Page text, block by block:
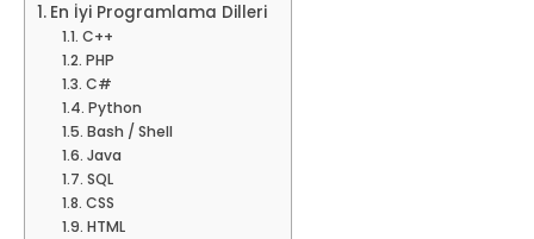
En İyi Programlama Dilleri
C++
PHP
C#
Python
Bash / Shell
Java
SQL
CSS
HTML